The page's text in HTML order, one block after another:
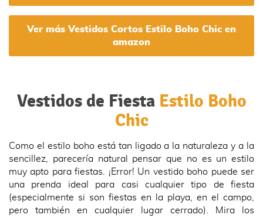
Ver más Vestidos Cortos Estilo Boho Chic en
amazon
Vestidos de Fiesta Estilo Boho
Chic
Como el estilo boho está tan ligado a la naturaleza y a la
sencillez, parecería natural pensar que no es un estilo
muy apto para fiestas. ¡Error! Un vestido boho puede ser
una prenda ideal para casi cualquier tipo de fiesta
(especialmente si son fiestas en la playa, en el campo,
pero también en cualquier lugar cerrado). Mira los